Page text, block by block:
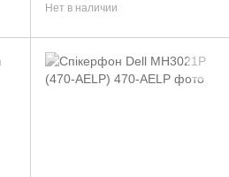
Нет в наличии